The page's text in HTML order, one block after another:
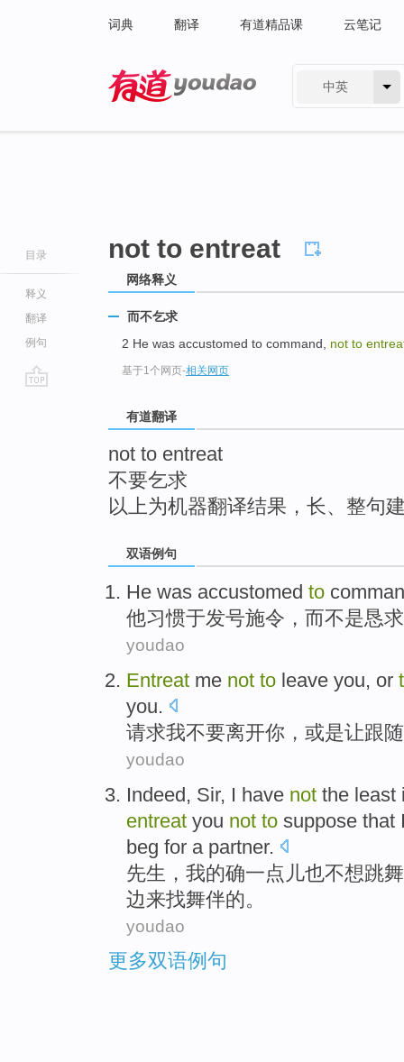
词典 翻译 有道精品课 云笔记
中英
目录
释义
翻译
例句
not to entreat
网络释义
而不乞求
2 He was accustomed to command, not to
基于1个网页-相关网页
有道翻译
not to entreat
不要乞求
以上为机器翻译结果，长、整句
双语例句
He was accustomed to
他习惯于发号施令 ， 而不是恳求
youdao
Entreat me not to leave you, or
you.
请求我不要离开你 ， 或是让跟随
youdao
Indeed, Sir, I have not the least
entreat you not to suppose that
beg for a partner.
先生 ， 我的确一点儿也不想跳舞
边来找舞伴的。
youdao
更多双语例句